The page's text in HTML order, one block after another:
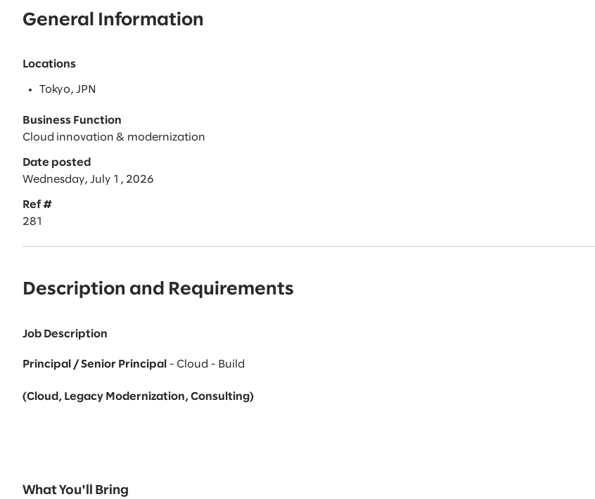
General Information
Locations
Tokyo, JPN
Business Function
Cloud innovation & modernization
Date posted
Wednesday, July 1, 2026
Ref #
281
Description and Requirements
Job Description
Principal / Senior Principal - Cloud - Build
(Cloud, Legacy Modernization, Consulting)
What You'll Bring